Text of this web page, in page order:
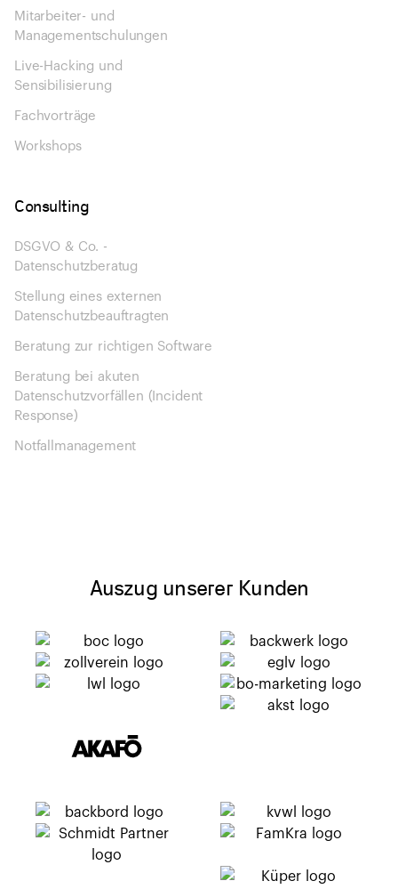
Mitarbeiter- und
Managementschulungen
Live-Hacking und
Sensibilisierung
Fachvorträge
Workshops
Consulting
DSGVO & Co. -
Datenschutzberatug
Stellung eines externen
Datenschutzbeauftragten
Beratung zur richtigen Software
Beratung bei akuten
Datenschutzvorfällen (Incident
Response)
Notfallmanagement
Auszug unserer Kunden